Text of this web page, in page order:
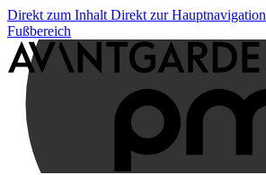
Direkt zum Inhalt Direkt zur Hauptnavigation
Fußbereich